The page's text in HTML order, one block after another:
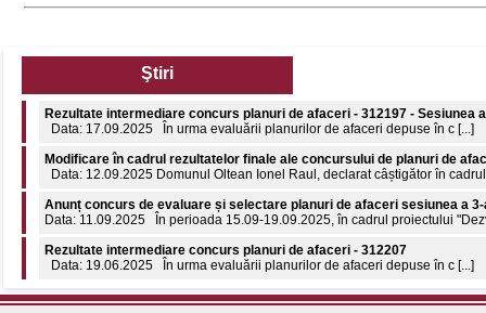
Ştiri
Rezultate intermediare concurs planuri de afaceri - 312197 - Sesiunea
Data: 17.09.2025 În urma evaluării planurilor de afaceri depuse în c [...]
Modificare în cadrul rezultatelor finale ale concursului de planuri de
Data: 12.09.2025 Domunul Oltean Ionel Raul, declarat câștigător în cadrul
Anunț concurs de evaluare și selectare planuri de afaceri sesiunea a 3-
Data: 11.09.2025 În perioada 15.09-19.09.2025, în cadrul proiectului
Rezultate intermediare concurs planuri de afaceri - 312207
Data: 19.06.2025 În urma evaluării planurilor de afaceri depuse în c [...]
Comunicat de presă: 8 aprilie 2026 - Ziua internațională a Romilor